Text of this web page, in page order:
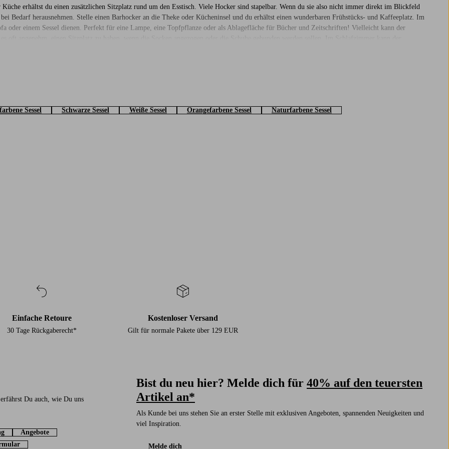
erhältst du einen zusätzlichen Sitzplatz rund um den Esstisch. Viele Hocker sind stapelbar. Wenn du sie also nicht immer direkt im Blickfeld
Bedarf herausnehmen. Stelle einen Barhocker an die Theke oder Kücheninsel und du erhältst einen wunderbaren Frühstücks- und Kaffeeplatz. Im
oder einem Sessel dienen. Perfekt für eine Lampe, eine Topfpflanze oder als Ablagefläche für Bücher und Zeitschriften! Vielleicht kann der
Jotex findest du eine große Auswahl an Hockern in verschiedenen Stilen und Farben, die perfekt passen, wenn du eine zusätzliche Sitz- oder
hittar du både billigare fåtöljer och mer exklusiva varianter. Oavsett vilken stil du väljer blir fåtöljen snabbt en favoritplats hemma.
Sessel Schwarze Sessel Weiße Sessel Orangefarbene Sessel Naturfarbene Sessel
Einfache Retoure
30 Tage Rückgaberecht*
Kostenloser Versand
Gilt für normale Pakete über 129 EUR
Bist du neu hier? Melde dich für 40% auf den teuersten
Artikel an*
Als Kunde bei uns stehen Sie an erster Stelle mit exklusiven Angeboten, spannenden Neuigkeiten und
viel Inspiration.
Melde dich
Du auch, wie Du uns
Angebote